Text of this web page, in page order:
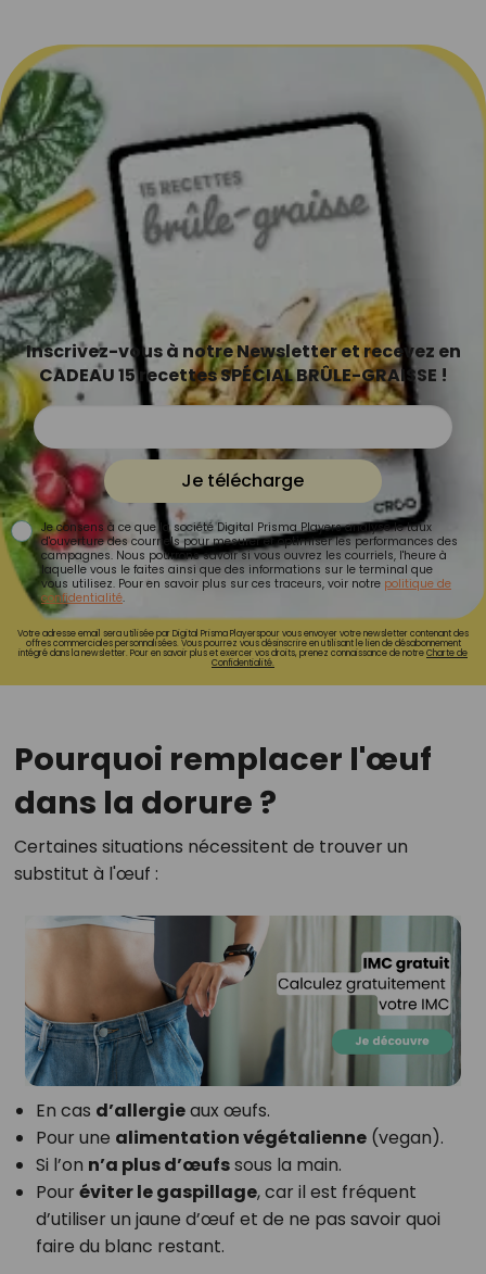
Inscrivez-vous à notre Newsletter et recevez en
CADEAU 15 recettes SPÉCIAL BRÛLE-GRAISSE !
Je télécharge
Je consens à ce que la société Digital Prisma Players analyse le taux
d'ouverture des courriels pour mesurer et optimiser les performances des
campagnes. Nous pourrons savoir si vous ouvrez les courriels, l'heure à
laquelle vous le faites ainsi que des informations sur le terminal que
vous utilisez. Pour en savoir plus sur ces traceurs, voir notre politique de
confidentialité.
Votre adresse email sera utilisée par Digital Prisma Playerspour vous envoyer votre newsletter contenant des
offres commerciales personnalisées. Vous pourrez vous désinscrire en utilisant le lien de désabonnement
intégré dans la newsletter. Pour en savoir plus et exercer vos droits, prenez connaissance de notreCharte de
Confidentialité.
Pourquoi remplacer l'œuf
dans la dorure ?
Certaines situations nécessitent de trouver un
substitut à l'œuf :
En cas d’allergieaux œufs.
Pour une alimentation végétalienne(vegan).
Si l’on n’a plus d’œufssous la main.
Pour éviter le gaspillage, car il est fréquent
d’utiliser un jaune d’œuf et de ne pas savoir quoi
faire du blanc restant.